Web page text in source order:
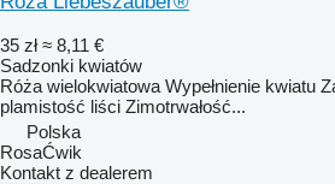
35 zł ≈ 8,11 €
Sadzonki kwiatów
Róża wielokwiatowa Wypełnienie kwiatu
plamistość liści Zimotrwałość...
Polska
RosaĆwik
Kontakt z dealerem